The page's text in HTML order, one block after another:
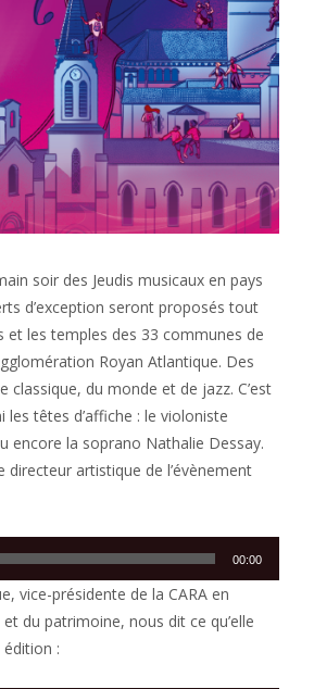
soir des Jeudis musicaux en pays
d’exception seront proposés tout
et les temples des 33 communes de
Royan Atlantique. Des
classique, du monde et de jazz. C’est
les têtes d’affiche : le violoniste
encore la soprano Nathalie Dessay.
directeur artistique de l’évènement
00:00
vice-présidente de la CARA en
du patrimoine, nous dit ce qu’elle
: